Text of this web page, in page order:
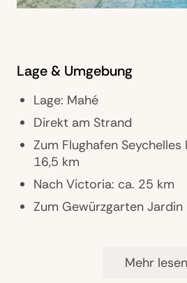
Lage & Umgebung
Lage: Mahé
Direkt am Strand
Zum Flughafen
16,5 km
Nach Victoria: ca. 25 km
Zum Gewürzgarten Jardin
Mehr lesen